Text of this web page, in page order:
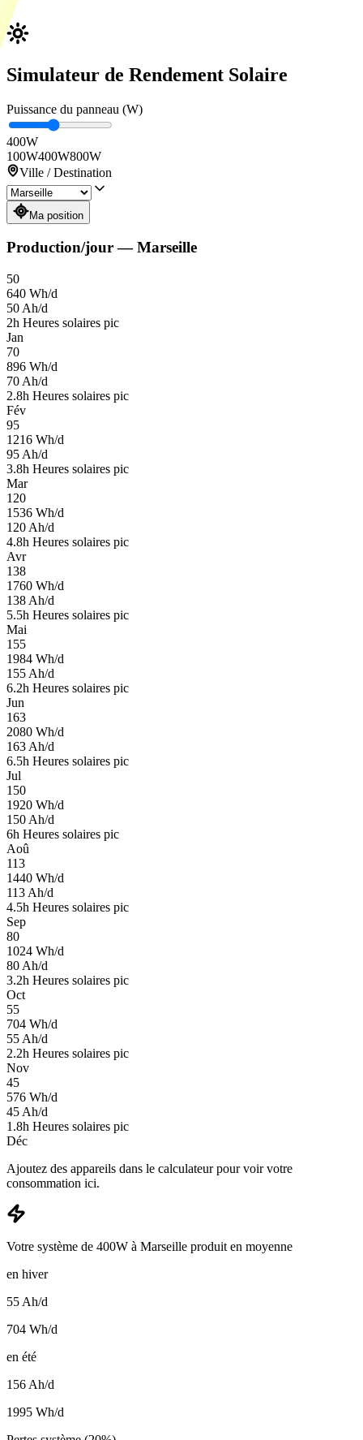
Simulateur de Rendement Solaire
Puissance du panneau (W)
400W
100W400W800W
Ville / Destination
Ma position
Production/jour—Marseille
50
640 Wh/d
50 Ah/d
2h Heures solaires pic
Jan
70
896 Wh/d
70 Ah/d
2.8h Heures solaires pic
Fév
95
1216 Wh/d
95 Ah/d
3.8h Heures solaires pic
Mar
120
1536 Wh/d
120 Ah/d
4.8h Heures solaires pic
Avr
138
1760 Wh/d
138 Ah/d
5.5h Heures solaires pic
Mai
155
1984 Wh/d
155 Ah/d
6.2h Heures solaires pic
Jun
163
2080 Wh/d
163 Ah/d
6.5h Heures solaires pic
Jul
150
1920 Wh/d
150 Ah/d
6h Heures solaires pic
Aoû
113
1440 Wh/d
113 Ah/d
4.5h Heures solaires pic
Sep
80
1024 Wh/d
80 Ah/d
3.2h Heures solaires pic
Oct
55
704 Wh/d
55 Ah/d
2.2h Heures solaires pic
Nov
45
576 Wh/d
45 Ah/d
1.8h Heures solaires pic
Déc
Ajoutez des appareils dans le calculateur pour voir votre
consommation ici.
Votre système de 400W à Marseille produit en moyenne
en hiver
55 Ah/d
704 Wh/d
en été
156 Ah/d
1995 Wh/d